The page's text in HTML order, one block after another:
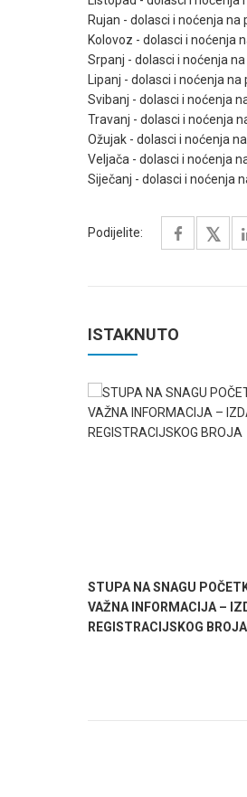
Rujan - dolasci i noćenja na
Kolovoz - dolasci i noćenja
Srpanj - dolasci i noćenja
Lipanj - dolasci i noćenja
Svibanj - dolasci i noćenja
Travanj - dolasci i noćenja
Ožujak - dolasci i noćenja
Veljača - dolasci i noćenja
Siječanj - dolasci i noćenja
Podijelite:
ISTAKNUTO
STUPA NA SNAGU
VAŽNA INFORMACIJA –
REGISTRACIJSKOG BROJA